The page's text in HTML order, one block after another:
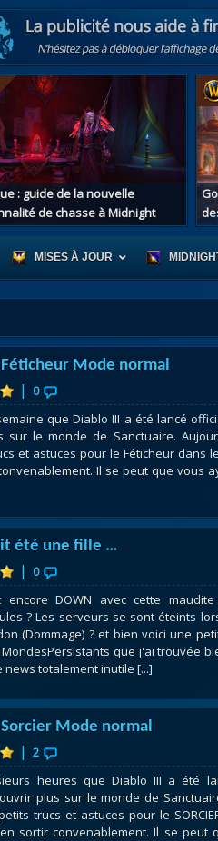
: guide de la nouvelle
de chasse à Midnight
îles
et au Val
VOIR + DE GUIDES
Scénario de
Rivage Brisé
Débloquer le vol
Les invasions
Arme prodigieuse
MISES À JOUR
Mode normal
| 0
que Diablo III a été lancé
sur le monde de Sanctuaire.
et astuces pour le Féticheur dans
Il se peut que vous
été une fille …
| 0
encore DOWN avec cette
? Les serveurs se sont éteints
(Dommage) ? et bien voici une
que j'ai trouvée
totalement inutile [...]
Mode normal
| 2
heures que Diablo III a été
plus sur le monde de
trucs et astuces pour le
sortir convenablement. Il se peut